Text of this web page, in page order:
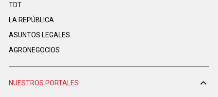
TDT
LA REPÚBLICA
ASUNTOS LEGALES
AGRONEGOCIOS
NUESTROS PORTALES